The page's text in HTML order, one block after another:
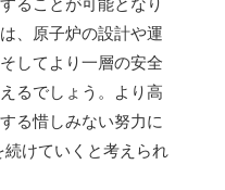
、原子炉の設計や運
してより一層の安全
るでしょう。より高
る惜しみない努力に
けていくと考えられ